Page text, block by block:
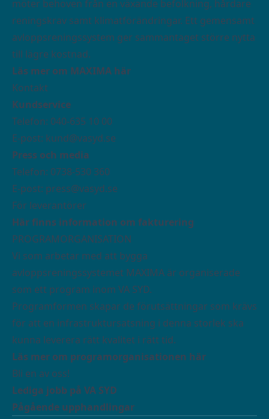
möter behoven från en växande befolkning, hårdare
reningskrav samt klimatförändringar. Ett gemensamt
avloppsreningssystem ger sammantaget större nytta
till lägre kostnad.
Läs mer om MAXIMA här
Kontakt
Kundservice
Telefon: 040-635 10 00
E-post: kund@vasyd.se
Press och media
Telefon: 0738-530 360
E-post: press@vasyd.se
För leverantörer
Här finns information om fakturering
PROGRAMORGANISATION
Vi som arbetar med att bygga
avloppsreningssystemet MAXIMA är organiserade
som ett program inom VA SYD.
Programformen skapar de förutsättningar som krävs
för att en infrastruktursatsning i denna storlek ska
kunna leverera rätt kvalitet i rätt tid.
Läs mer om programorganisationen här
Bli en av oss!
Lediga jobb på VA SYD
Pågående upphandlingar